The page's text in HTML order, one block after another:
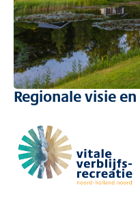
Regionale visie